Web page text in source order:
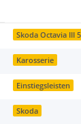
Skoda Octavia III
Karosserie
Einstiegsleisten
Skoda